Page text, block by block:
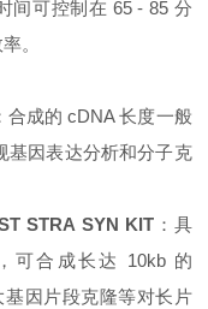
间可控制在 65 - 85 分
。
合成的 cDNA 长度一般
基因表达分析和分子克
STRA SYN KIT：具
可合成长达 10kb 的
因片段克隆等对长片